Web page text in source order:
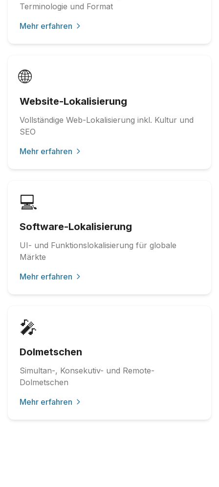
Terminologie und Format
Mehr erfahren
🌐
Website-Lokalisierung
Vollständige Web-Lokalisierung inkl. Kultur und
SEO
Mehr erfahren
💻
Software-Lokalisierung
UI- und Funktionslokalisierung für globale
Märkte
Mehr erfahren
🎤
Dolmetschen
Simultan-, Konsekutiv- und Remote-
Dolmetschen
Mehr erfahren